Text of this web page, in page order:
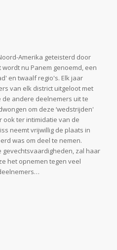
Amerika geteisterd door
nu Panem genoemd, een
en twaalf regio's. Elk jaar
van elk district uitgeloot met
de andere deelnemers uit te
om deze ‘wedstrijden'
ook ter intimidatie van de
neemt vrijwillig de plaats in
was om deel te nemen.
gevechtsvaardigheden, zal haar
het opnemen tegen veel